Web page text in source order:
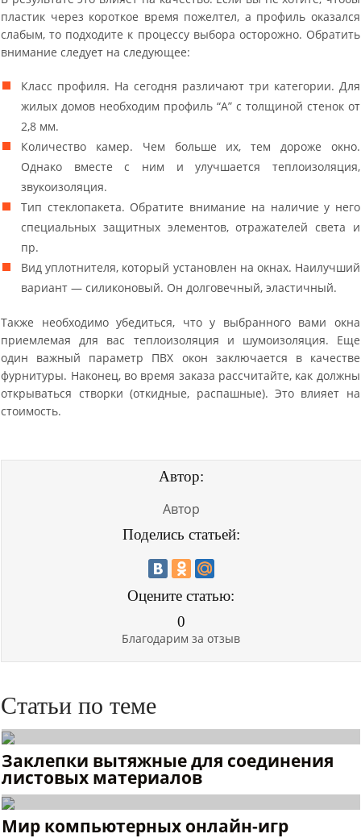
пластик через короткое время пожелтел, а профиль оказался
слабым, то подходите к процессу выбора осторожно. Обратить
внимание следует на следующее:
Класс профиля. На сегодня различают три категории. Для
жилых домов необходим профиль “А” с толщиной стенок от
2,8 мм.
Количество камер. Чем больше их, тем дороже окно.
Однако вместе с ним и улучшается теплоизоляция,
звукоизоляция.
Тип стеклопакета. Обратите внимание на наличие у него
специальных защитных элементов, отражателей света и
пр.
Вид уплотнителя, который установлен на окнах. Наилучший
вариант — силиконовый. Он долговечный, эластичный.
Также необходимо убедиться, что у выбранного вами окна
приемлемая для вас теплоизоляция и шумоизоляция. Еще
один важный параметр ПВХ окон заключается в качестве
фурнитуры. Наконец, во время заказа рассчитайте, как должны
открываться створки (откидные, распашные). Это влияет на
стоимость.
Автор:
Автор
Поделись статьей:
Оцените статью:
0
Благодарим за отзыв
Статьи по теме
Заклепки вытяжные для соединения
листовых материалов
Мир компьютерных онлайн-игр